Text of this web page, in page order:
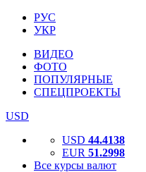
РУС
УКР
ВИДЕО
ФОТО
ПОПУЛЯРНЫЕ
СПЕЦПРОЕКТЫ
USD
USD 44.4138
EUR 51.2998
Все курсы валют